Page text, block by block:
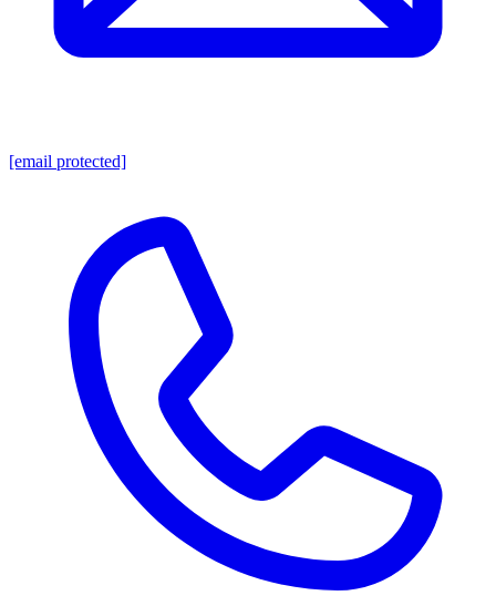
[email protected]